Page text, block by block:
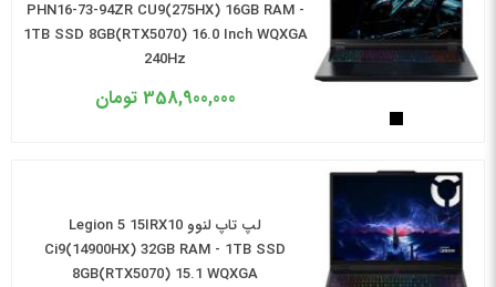
PHN16-73-94ZR CU9(275HX) 16GB RAM -
1TB SSD 8GB(RTX5070) 16.0 Inch WQXGA
240Hz
358,900,000 تومان
لپ تاپ لنوو Legion 5 15IRX10
Ci9(14900HX) 32GB RAM - 1TB SSD
8GB(RTX5070) 15.1 WQXGA